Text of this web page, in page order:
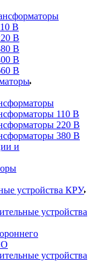
В
В
В
В
В
110 В
220 В
380 В
и
устройства КРУ
устройства
устройства